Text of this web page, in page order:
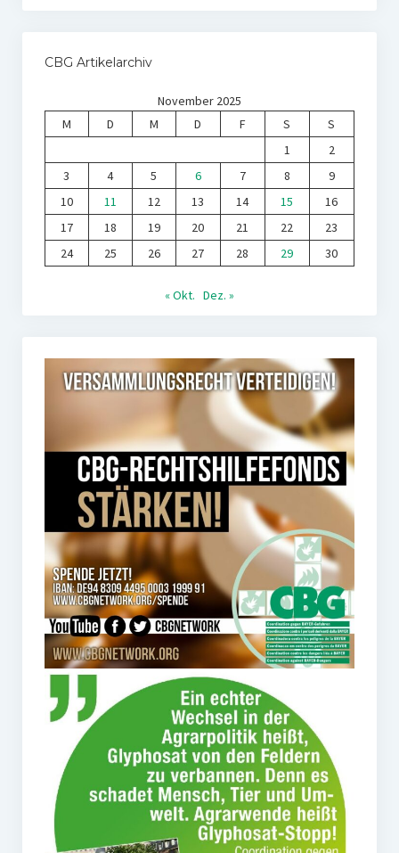
CBG Artikelarchiv
November 2025
M
D M D F S
S
1
2
3
4 5 6 7 8
9
10
11 12 13 14 15
16
17
18 19 20 21 22
23
24
25 26 27 28 29 30
« Okt. Dez. »